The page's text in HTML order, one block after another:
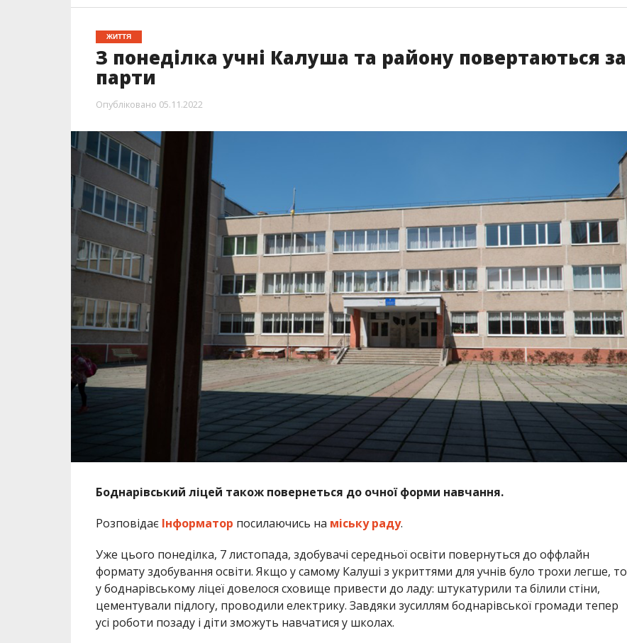
ЖИТТЯ
З понеділка учні Калуша та району повертаються за
парти
Опубліковано 05.11.2022
Боднарівський ліцей також повернеться до очної форми навчання.
РозповідаєІнформатор посилаючись на міську раду.
Уже цього понеділка, 7 листопада, здобувачі середньої освіти повернуться до оффлайн
формату здобування освіти. Якщо у самому Калуші з укриттями для учнів було трохи легше, то
у боднарівському ліцеї довелося сховище привести до ладу: штукатурили та білили стіни,
цементували підлогу, проводили електрику. Завдяки зусиллям боднарівської громади тепер
усі роботи позаду і діти зможуть навчатися у школах.